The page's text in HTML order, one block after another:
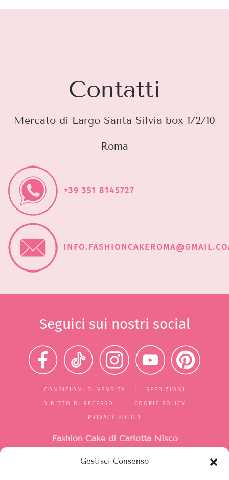
Gestisci Consenso
Contatti
Mercato di Largo Santa Silvia box 1/2/10
Roma
+39 351 8145727
Seguici sui nostri social
CONDIZIONI DI VENDITA SPEDIZIONI
DIRITTO DI RECESSO COOKIE POLICY
PRIVACY POLICY
Fashion Cake di Carlotta Nisco
Mercato di Largo Santa Silvia